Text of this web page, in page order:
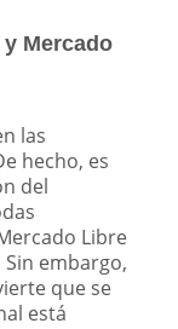
Mercado
las
hecho, es
del
Libre
embargo,
que se
está